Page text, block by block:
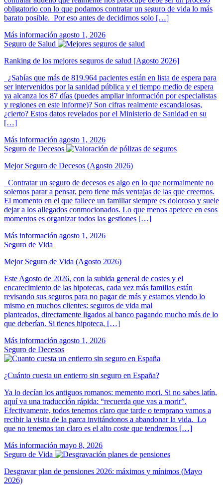
obligatorio con lo que podamos contratar un seguro de vida lo más
barato posible. Por eso antes de decidirnos solo […]
Más información agosto 1, 2026
Seguro de Salud
Ranking de los mejores seguros de salud [Agosto 2026]
¿Sabías que más de 819.964 pacientes están en lista de espera para
ser intervenidos por la sanidad pública y el tiempo medio de espera
ya alcanza los 87 días (puedes ampliar información por especialistas
y regiones en este informe)? Son cifras realmente escandalosas,
¿cierto? Estos datos revelados por el Ministerio de Sanidad en su
[…]
Más información agosto 1, 2026
Seguro de Decesos
Mejor Seguro de Decesos (Agosto 2026)
Contratar un seguro de decesos es algo en lo que normalmente no
solemos parar a pensar, pero tiene más ventajas de las que creemos.
El momento en el que fallece un familiar siempre es doloroso y suele
dejar a los allegados conmocionados. Lo que menos apetece en esos
momentos es organizar todos las gestiones […]
Más información agosto 1, 2026
Seguro de Vida
Mejor Seguro de Vida (Agosto 2026)
Este Agosto de 2026, con la subida general de costes y el
encarecimiento de las hipotecas, cada vez más familias están
revisando sus seguros para no pagar de más y estamos viendo lo
mismo en muchos clientes: seguros de vida mal
planteados, directamente ligados al banco pagando mucho más de lo
que deberían. Si tienes hipoteca, […]
Más información agosto 1, 2026
Seguro de Decesos
¿Cuánto cuesta un entierro sin seguro en España?
Ya lo decían los antiguos romanos: memento mori. Si no sabes latín,
aquí va una traducción rápida: “recuerda que vas a morir”.
Efectivamente, todos tenemos claro que tarde o temprano vamos a
recibir la visita de la parca invitándonos a abandonar la vida. Lo
que no tenemos tan claro es el alto coste que tendremos […]
Más información mayo 8, 2026
Seguro de Vida
Desgravar plan de pensiones 2026: máximos y mínimos (Mayo
2026)